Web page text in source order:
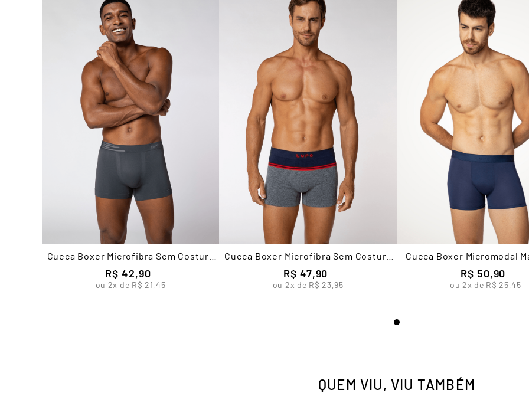
Cueca Boxer Microfibra Sem Costura
Masculina Lupo
R$ 42,90
ou 2x de R$ 21,45
Cueca Boxer Microfibra Sem Costura
Masculina Lupo
R$ 47,90
ou 2x de R$ 23,95
Cueca Boxer Micromodal
Lupo
R$ 50,90
ou 2x de R$ 25,45
QUEM VIU, VIU TAMBÉM